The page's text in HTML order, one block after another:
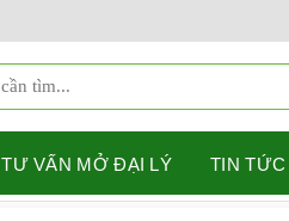
TƯ VẤN MỞ ĐẠI LÝ TIN TỨC